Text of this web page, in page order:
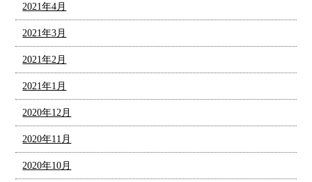
2021年4月
2021年3月
2021年2月
2021年1月
2020年12月
2020年11月
2020年10月